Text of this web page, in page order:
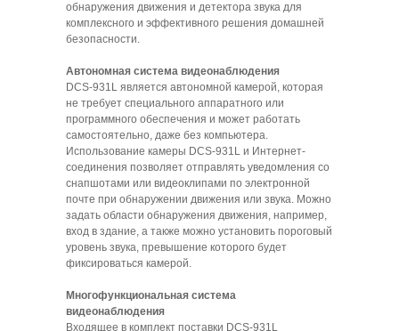
обнаружения движения и детектора звука для
комплексного и эффективного решения домашней
безопасности.
Автономная система видеонаблюдения
DCS-931L является автономной камерой, которая
не требует специального аппаратного или
программного обеспечения и может работать
самостоятельно, даже без компьютера.
Использование камеры DCS-931L и Интернет-
соединения позволяет отправлять уведомления со
снапшотами или видеоклипами по электронной
почте при обнаружении движения или звука. Можно
задать области обнаружения движения, например,
вход в здание, а также можно установить пороговый
уровень звука, превышение которого будет
фиксироваться камерой.
Многофункциональная система
видеонаблюдения
Входящее в комплект поставки DCS-931L